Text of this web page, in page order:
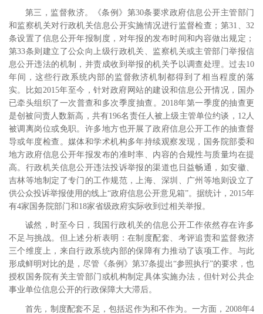
第三，监督救济。《条例》第30条要求政府信息公开主管部门
和监察机关对行政机关信息公开实施情况进行监督检查；第31 、32
条设置了信息公开年报制度，对年报的发布时间和内容做出规定；
第33条则建立了公众向上级行政机关、监察机关或主管部门举报信
息公开违法的机制，并责成收到举报的机关予以调查处理。过去10
年间，这些行政系统内部的监督救济机制都得到了相当程度的落
实。比如 2015年至今，针对政府网站的建设和信息公开情况，国办
已牵头组织了一次普查和多次季度抽查。 2018年第一季度的抽查更
是创被问责人数新高，共有196名责任人被上级主管单位约谈， 12 人
被调离岗位或免职。 许多地方也开展了政府信息公开工作的抽查督
导或年度检查。 媒体和学术机构多年持续观察发现，国务院部委和
地方政府信息公开年报发布的准时率、内容的合规性与质量均在提
高。 行政机关信息公开违法投诉举报的渠道也日益畅通，如安徽、
吉林等地制定了专门的工作规范 ，上海、深圳、广州等地则设立了
供公众投诉举报使用的线上“政府信息公开意见箱”。据统计， 2015年
有4家国务院部门和 18家省级政府实际收到过相关举报。
诚然，时至今日，我国行政机关的信息公开工作依然存在许多
不足与挑战。 但上述分析表明：在制度配套、考评追责和监督救济
三个维度上，来自行政系统内部的保障有力推动了该项工作。与此
形成鲜明对比的是，尽管《条例》第37条提出“参照执行”的要求，也
授权国务院有关主管部门或机构制定具体实施办法，但针对公共企
事业单位信息公开的行政保障大大滞后。
首先，制度配套不足，包括迟作为和不作为。一方面， 2008年4